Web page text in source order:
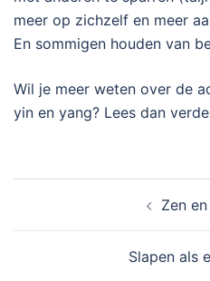
meer op zichzelf en meer
En sommigen houden van
Wil je meer weten over de
yin en yang? Lees dan
Zen
Slapen als